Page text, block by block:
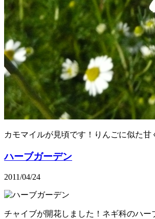
カモマイルが見頃です！りんごに似た
ハーブガーデン
2011/04/24
チャイブが開花しました！ネギ科のハー